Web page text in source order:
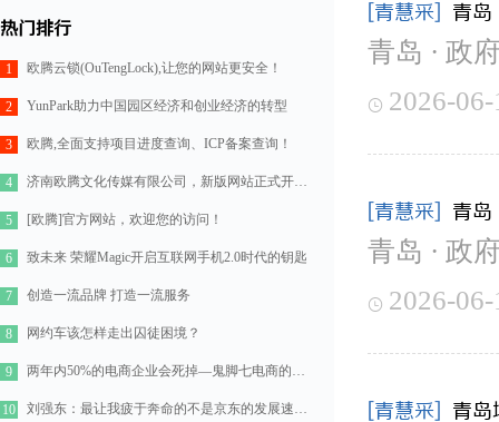
热门排行
1 欧腾云锁(OuTengLock),让您的网站更安全！
2 YunPark助力中国园区经济和创业经济的转型
3 欧腾,全面支持项目进度查询、ICP备案查询！
4 济南欧腾文化传媒有限公司，新版网站正式开通！
5 [欧腾]官方网站，欢迎您的访问！
6 致未来 荣耀Magic开启互联网手机2.0时代的钥匙
7 创造一流品牌 打造一流服务
8 网约车该怎样走出囚徒困境？
9 两年内50%的电商企业会死掉—鬼脚七电商的七点思考
10 刘强东：最让我疲于奔命的不是京东的发展速度，而是如何管理好11万人的队伍
[青慧采] 青
青岛 · 政
 2026-
[青慧采] 青
青岛 · 政
 2026-
[青慧采] 青岛